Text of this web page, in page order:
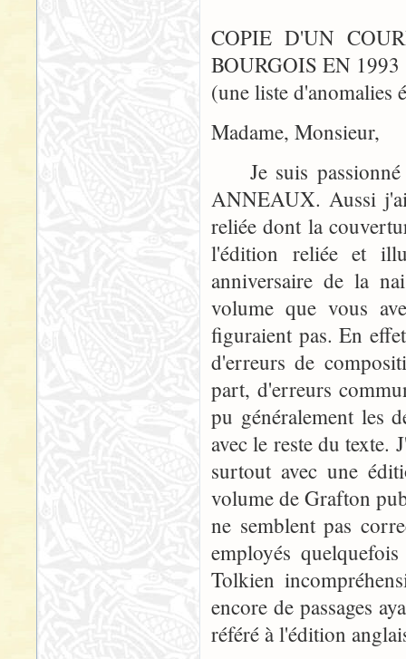
COPIE D'UN
BOURGOIS EN
(une liste d'anomalies
Madame, Monsieur,
Je suis passionné
ANNEAUX. Aussi
reliée dont la
l'édition reliée et
anniversaire de la
volume que vous
figuraient pas. En
d'erreurs de
part, d'erreurs
pu généralement les
avec le reste du texte.
surtout avec une
volume de Grafton
ne semblent pas
employés
Tolkien
encore de passages
référé à l'édition